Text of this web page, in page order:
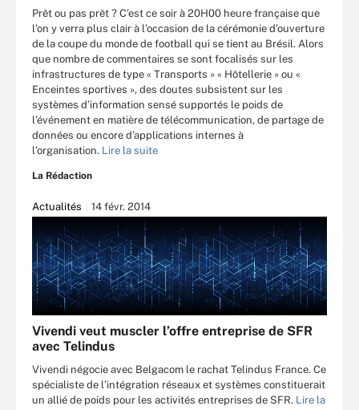
Prêt ou pas prêt ? C’est ce soir à 20H00 heure française que
l’on y verra plus clair à l’occasion de la cérémonie d’ouverture
de la coupe du monde de football qui se tient au Brésil. Alors
que nombre de commentaires se sont focalisés sur les
infrastructures de type « Transports » « Hôtellerie » ou «
Enceintes sportives », des doutes subsistent sur les
systèmes d’information sensé supportés le poids de
l’événement en matière de télécommunication, de partage de
données ou encore d’applications internes à
l’organisation. Lire la suite
La Rédaction
Actualités 14 févr. 2014
Vivendi veut muscler l’offre entreprise de SFR
avec Telindus
Vivendi négocie avec Belgacom le rachat Telindus France. Ce
spécialiste de l’intégration réseaux et systèmes constituerait
un allié de poids pour les activités entreprises de SFR. Lire la